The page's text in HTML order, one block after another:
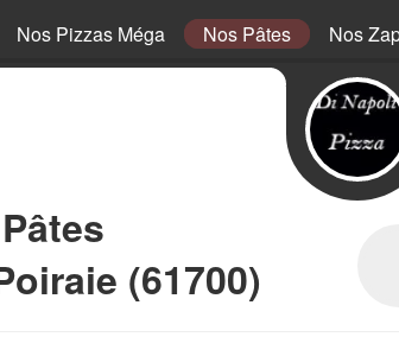
Nos Pizzas Méga Nos Pâtes Nos
(61700)